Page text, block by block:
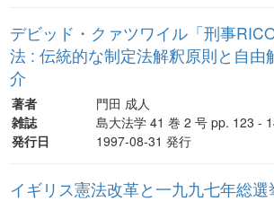
デビッド・クァツワイル「刑事
法 : 伝統的な制定法解釈原則と自由
介
著者
門田 成人
雑誌
島大法学 41 巻 2 号 pp. 123 -
発行日
1997-08-31 発行
イギリス憲法改革と一九九七年総選